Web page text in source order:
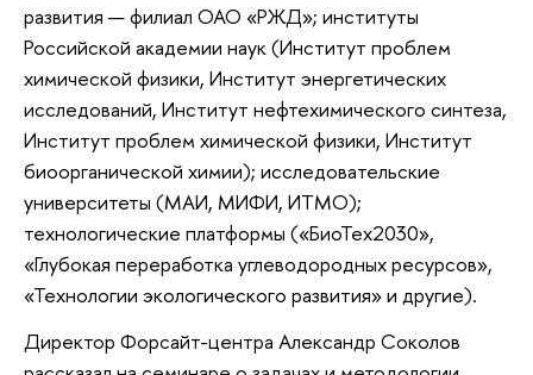
развития — филиал ОАО «РЖД»; институты
Российской академии наук (Институт проблем
химической физики, Институт энергетических
исследований, Институт нефтехимического синтеза,
Институт проблем химической физики, Институт
биооpганической химии); исследовательские
университеты (МАИ, МИФИ, ИТМО);
технологические платформы («БиоТех2030»,
«Глубокая переработка углеводородных ресурсов»,
«Технологии экологического развития» и другие).
Директор Форсайт-центра Александр Соколов